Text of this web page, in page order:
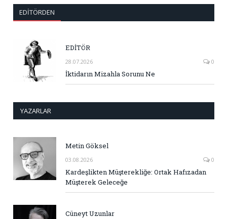
EDITÖRDEN
EDİTÖR
28.07.2026 0
İktidarın Mizahla Sorunu Ne
YAZARLAR
Metin Göksel
03.08.2026 0
Kardeşlikten Müşterekliğe: Ortak Hafızadan
Müşterek Geleceğe
Cüneyt Uzunlar